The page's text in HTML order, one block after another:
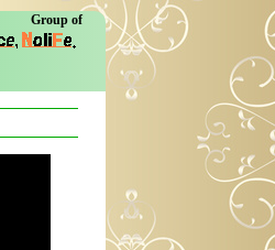
Group of